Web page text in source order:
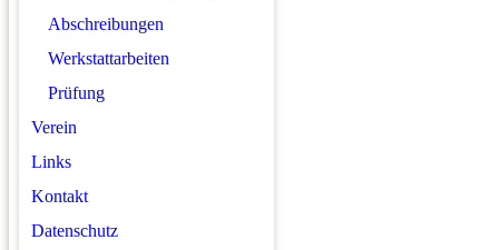
Abschreibungen
Werkstattarbeiten
Prüfung
Verein
Links
Kontakt
Datenschutz